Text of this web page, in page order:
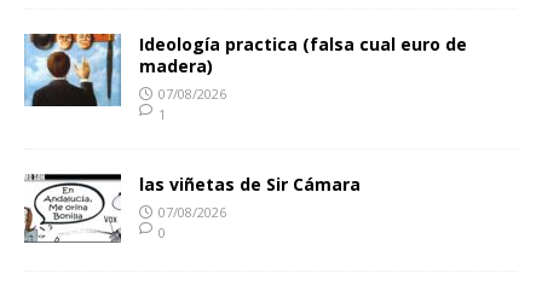
Ideología practica (falsa cual euro de
madera)
07/08/2026
1
las viñetas de Sir Cámara
07/08/2026
0